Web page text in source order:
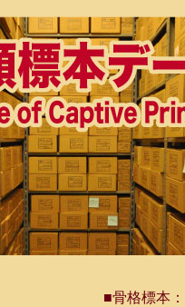
■骨格標本：